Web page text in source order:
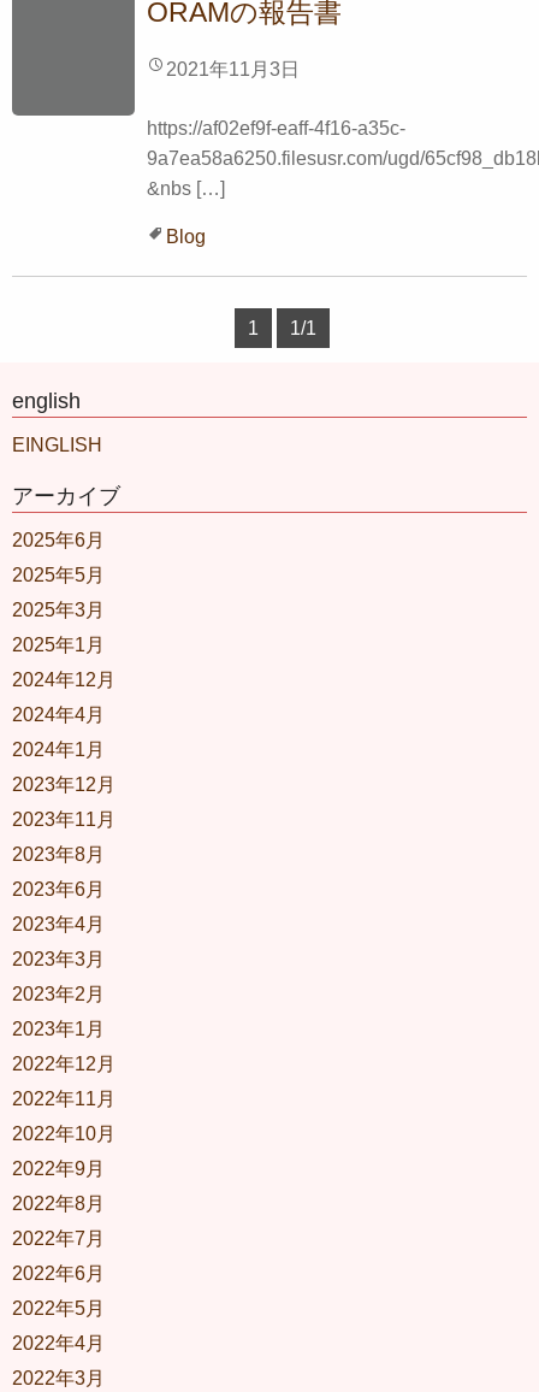
ORAMの報告書
2021年11月3日
https://af02ef9f-eaff-4f16-a35c-
9a7ea58a6250.filesusr.com/ugd/
&nbs […]
Blog
1 1/1
english
EINGLISH
アーカイブ
2025年6月
2025年5月
2025年3月
2025年1月
2024年12月
2024年4月
2024年1月
2023年12月
2023年11月
2023年8月
2023年6月
2023年4月
2023年3月
2023年2月
2023年1月
2022年12月
2022年11月
2022年10月
2022年9月
2022年8月
2022年7月
2022年6月
2022年5月
2022年4月
2022年3月